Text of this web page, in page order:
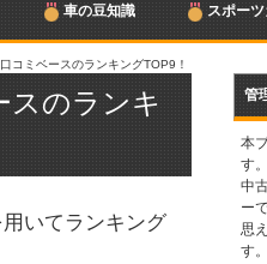
車の豆知識 スポー
コミベースのランキングTOP9！
スのランキ
いてランキング
管
本
す
中
ー
思
す